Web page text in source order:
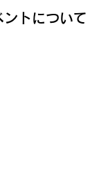
ントについて